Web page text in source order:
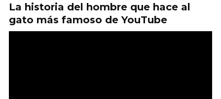
La historia del hombre que hace al
gato más famoso de YouTube